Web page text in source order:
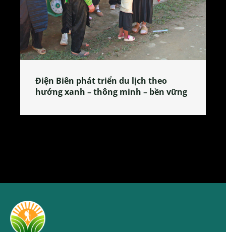
Làng làm bánh tẻ Phú Nhi – nơi lan
tỏa đặc sản xứ Đoài